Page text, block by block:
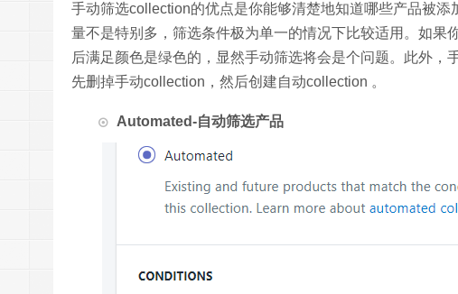
手动筛选collection的优点是你能够清楚地知道哪些产品被
量不是特别多，筛选条件极为单一的情况下比较适用。如
后满足颜色是绿色的，显然手动筛选将会是个问题。此外
先删掉手动collection，然后创建自动collection 。
Automated-自动筛选产品